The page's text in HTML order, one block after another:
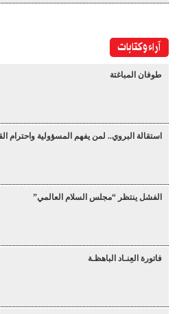
آراء وكتابات
طوفان المباغتة
استقالة البروي.. لمن يفهم المسؤولية واحترام
الفشل ينتظر “مجلس السلام العالمي”
فاتورة العِنـاد الباهظـة